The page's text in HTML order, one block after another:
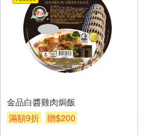
金品白醬雞肉焗飯
滿額9折
贈$200